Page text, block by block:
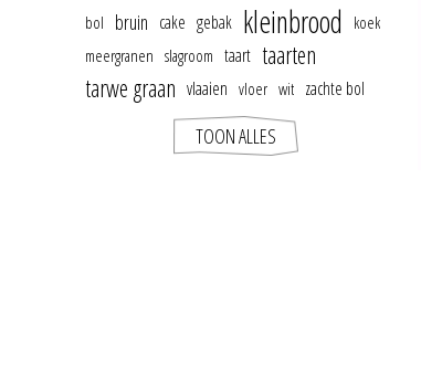
bol bruin cake gebak kleinbrood
koek
meergranen slagroom taart taarten
tarwe graan vlaaien vloer wit zachte bol
TOON ALLES